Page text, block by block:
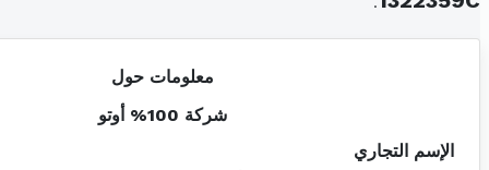
معلومات حول
شركة 100% أوتو
الإسم التجاري